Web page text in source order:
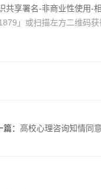
共享署名-非商业性使用-
」或扫描左方二维码获
： 高校心理咨询知情同